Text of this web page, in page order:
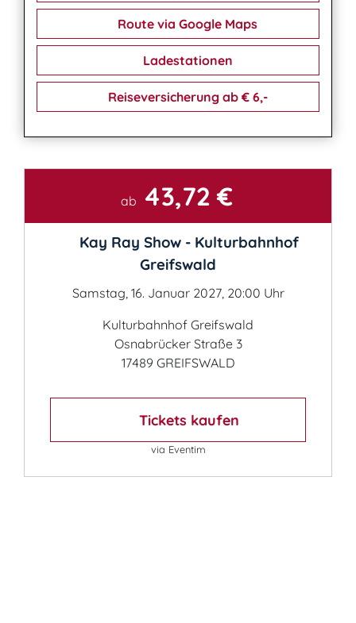
Route via Google Maps
Ladestationen
Reiseversicherung ab € 6,-
Kontaktab 43,72 €
Kay Ray Show - Kulturbahnhof
Greifswald
Samstag, 16. Januar 2027, 20:00 Uhr
Kulturbahnhof Greifswald
Osnabrücker Straße 3
17489 GREIFSWALD
Tickets kaufen
via Eventim